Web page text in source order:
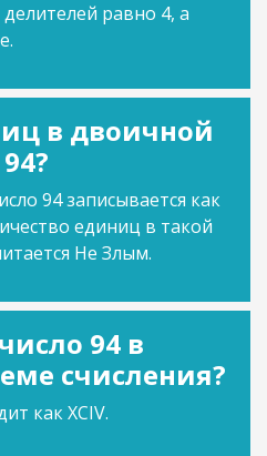
равно 4, а
в двоичной
94 записывается как
единиц в такой
Не Злым.
94 в
счисления?
как XCIV.